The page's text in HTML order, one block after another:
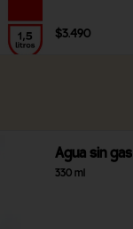
$3.490
Agua sin gas
330 ml